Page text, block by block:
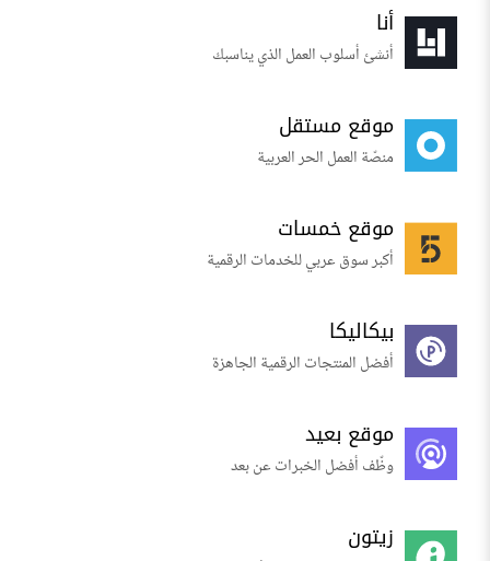
أنا
أنشئ أسلوب العمل الذي يناسبك
موقع مستقل
منصّة العمل الحر العربية
موقع خمسات
أكبر سوق عربي للخدمات الرقمية
بيكاليكا
أفضل المنتجات الرقمية الجاهزة
موقع بعيد
وظّف أفضل الخبرات عن بعد
زيتون